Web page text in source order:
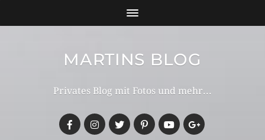
MARTINS BLOG
Privates Blog mit Fotos und mehr...